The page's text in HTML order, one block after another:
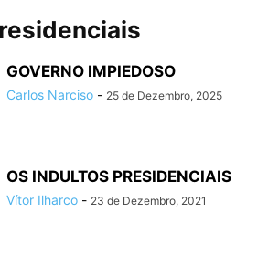
GOVERNO IMPIEDOSO
Carlos Narciso - 25 de Dezembro, 2025
OS INDULTOS PRESIDENCIAIS
Vítor Ilharco - 23 de Dezembro, 2021